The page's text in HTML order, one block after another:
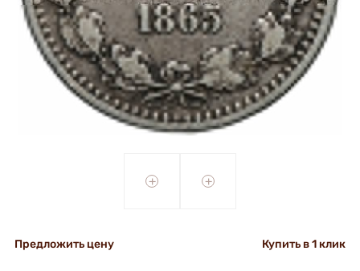
+ +
Предложить цену Купить в 1 клик